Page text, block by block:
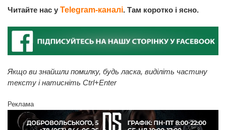
Читайте нас у Telegram-каналі. Там коротко і ясно.
Якщо ви знайшли помилку, будь ласка, виділіть частину
тексту і натисніть Ctrl+Enter
Реклама